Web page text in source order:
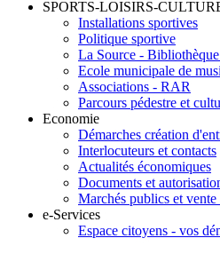
SPORTS-LOISIRS-
Installations sportives
Politique sportive
La Source -
Ecole municipale de
Associations - RAR
Parcours pédestre et
Economie
Démarches création
Interlocuteurs et contacts
Actualités économiques
Documents et
Marchés publics et vente
e-Services
Espace citoyens - vos